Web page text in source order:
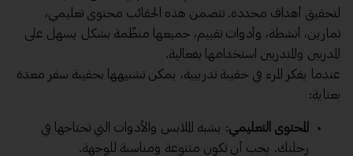
لتحقيق أهداف محددة. تتضمن هذه الحقائب محتوى تعليمي،
تمارين، أنشطة، وأدوات تقييم، جميعها منظّمة بشكل يسهل على
المدربين والمتدربين استخدامها بفعالية.
عندما يفكر المرء في حقيبة تدريبية، يمكن تشبيهها بحقيبة سفر معدة
بعناية:
المحتوى التعليمي: يشبه الملابس والأدوات التي تحتاجها في
رحلتك. يجب أن تكون متنوعة ومناسبة للوجهة.